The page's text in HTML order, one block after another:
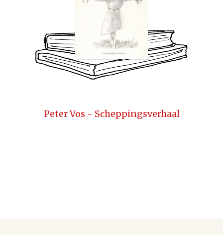
Peter Vos - Scheppingsverhaal